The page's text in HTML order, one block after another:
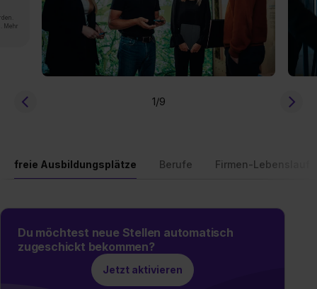
Mehr
1/9
freie Ausbildungsplätze Berufe Firmen-Lebenslauf
Du möchtest neue Stellen automatisch
zugeschickt bekommen?
Jetzt aktivieren